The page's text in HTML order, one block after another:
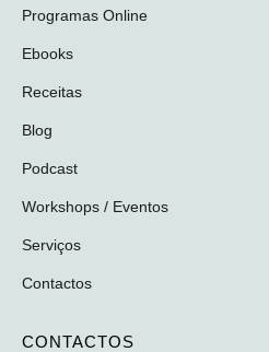
Programas Online
Ebooks
Receitas
Blog
Podcast
Workshops / Eventos
Serviços
Contactos
CONTACTOS